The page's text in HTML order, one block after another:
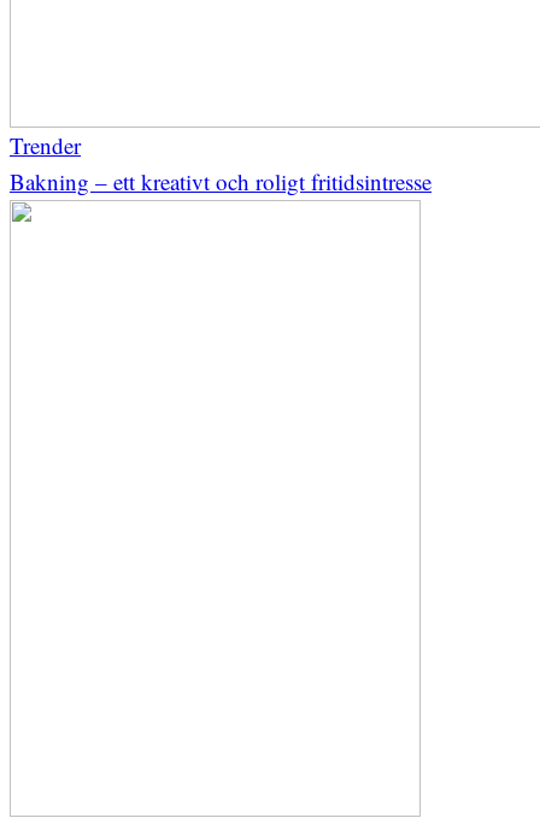
Trender
Bakning – ett kreativt och roligt fritidsintresse